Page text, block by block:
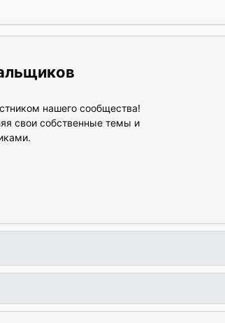
нашего сообщества!
свои собственные темы и